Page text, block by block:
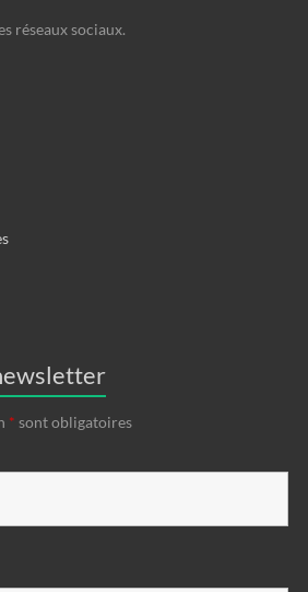
réseaux sociaux.
* sont obligatoires